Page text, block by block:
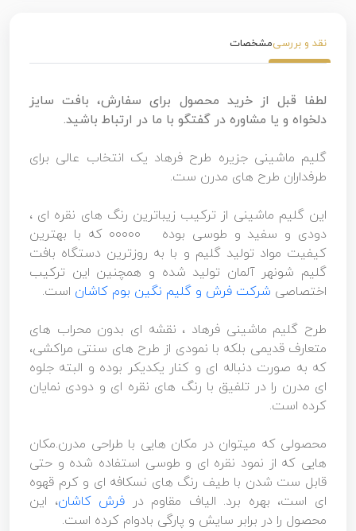
نقد و بررسیمشخصات
لطفا قبل از خرید محصول برای سفارش، بافت سایز
دلخواه و یا مشاوره در گفتگو با ما در ارتباط باشید.
گلیم ماشینی جزیره طرح فرهاد یک انتخاب عالی برای
طرفداران طرح های مدرن ست.
این گلیم ماشینی از ترکیب زیباترین رنگ های نقره ای ،
دودی و سفید و طوسی بوده 00000 که با بهترین
کیفیت مواد تولید گلیم و با به روزترین دستگاه بافت
گلیم شونهر آلمان تولید شده و همچنین این ترکیب
اختصاصی شرکت فرش و گلیم نگین بوم کاشان است.
طرح گلیم ماشینی فرهاد ، نقشه ای بدون محراب های
متعارف قدیمی بلکه با نمودی از طرح های سنتی مراکشی،
که به صورت دنباله ای و کنار یکدیکر بوده و البته جلوه
ای مدرن را در تلفیق با رنگ های نقره ای و دودی نمایان
کرده است.
محصولی که میتوان در مکان هایی با طراحی مدرن.مکان
هایی که از نمود نقره ای و طوسی استفاده شده و حتی
قابل ست شدن با طیف رنگ های نسکافه ای و کرم قهوه
ای است، بهره برد. الیاف مقاوم در فرش کاشان، این
محصول را در برابر سایش و پارگی بادوام کرده است.